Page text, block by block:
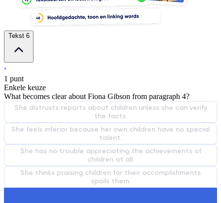
Tekst 6
1 punt
Enkele keuze
What becomes clear about Fiona Gibson from paragraph 4?
She distrusts reports about children unless she can verify
the facts.
She feels inferior because her own children have no special
talent.
She has no trouble appreciating the achievements of
children at all.
She thinks praising children for their accomplishments
spoils them.